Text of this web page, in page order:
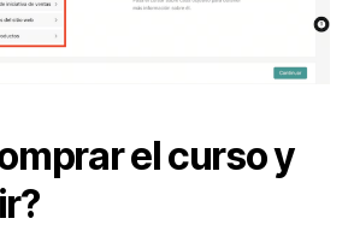
el curso y